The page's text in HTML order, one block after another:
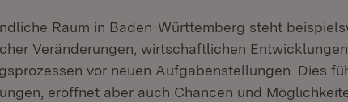
Raum in Baden-Württemberg steht
Veränderungen, wirtschaftlichen
vor neuen Aufgabenstellungen. Dies
eröffnet aber auch Chancen und